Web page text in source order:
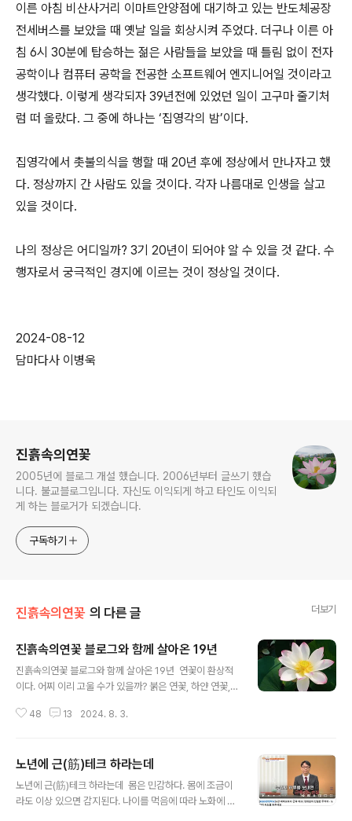
이른 아침 비산사거리 이마트안양점에 대기하고 있는 반도체공장
전세버스를 보았을 때 옛날 일을 회상시켜 주었다. 더구나 이른 아
침 6시 30분에 탑승하는 젊은 사람들을 보았을 때 틀림 없이 전자
공학이나 컴퓨터 공학을 전공한 소프트웨어 엔지니어일 것이라고
생각했다. 이렇게 생각되자 39년전에 있었던 일이 고구마 줄기처
럼 떠 올랐다. 그 중에 하나는 ‘집영각의 밤’이다.
집영각에서 촛불의식을 행할 때 20년 후에 정상에서 만나자고 했
다. 정상까지 간 사람도 있을 것이다. 각자 나름대로 인생을 살고
있을 것이다.
나의 정상은 어디일까? 3기 20년이 되어야 알 수 있을 것 같다. 수
행자로서 궁극적인 경지에 이르는 것이 정상일 것이다.
2024-08-12
담마다사 이병욱
진흙속의연꽃
2005년에 블로그 개설 했습니다. 2006년부터 글쓰기 했습
니다. 불교블로그입니다. 자신도 이익되게 하고 타인도 이익되
게 하는 블로거가 되겠습니다.
구독하기
진흙속의연꽃 의 다른 글 더보기
진흙속의연꽃 블로그와 함께 살아온 19년
진흙속의연꽃 블로그와 함께 살아온 19년 연꽃이 환상적
이다. 어찌 이리 고울 수가 있을까? 붉은 연꽃, 하얀 연꽃,
은 카메라를 대기에 바쁘다. 해마다 가는 곳이 있다. 시흥시
은 8월 3일 토요일이다. 식당은 문을 닫았다. 국민휴가기
간이라 볼 수 있다. 공단이 있는 지역에서는 집단으로 일제
히 쉬는 주간이다. 자영업자에게 휴가는 없다. 당연히 주말
48 13 2024. 8. 3.
노년에 근(筋)테크 하라는데
노년에 근(筋)테크 하라는데 몸은 민감하다. 몸에 조금이
라도 이상 있으면 감지된다. 나이를 먹음에 따라 노화에 따